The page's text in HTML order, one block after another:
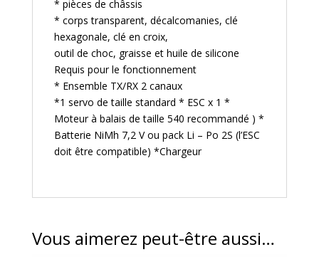
* pièces de châssis
* corps transparent, décalcomanies, clé
hexagonale, clé en croix,
outil de choc, graisse et huile de silicone
Requis pour le fonctionnement
* Ensemble TX/RX 2 canaux
*1 servo de taille standard * ESC x 1 *
Moteur à balais de taille 540 recommandé ) *
Batterie NiMh 7,2 Vou pack Li – Po 2S (l’ESC
doit être compatible) *Chargeur
Vous aimerez peut-être aussi…